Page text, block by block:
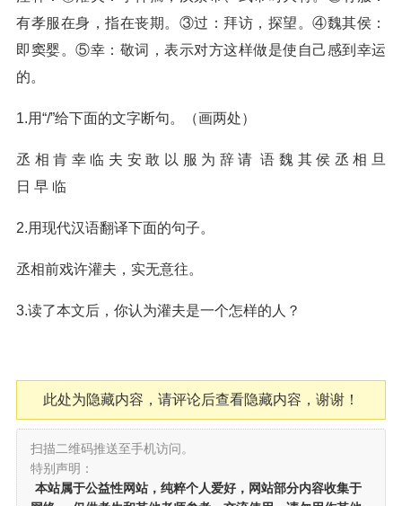
有孝服在身，指在丧期。③过：拜访，探望。④魏其侯：
即窦婴。⑤幸：敬词，表示对方这样做是使自己感到幸运
的。
1.用“/”给下面的文字断句。（画两处）
丞 相 肯 幸 临 夫 安 敢 以 服 为 辞 请 语 魏 其 侯 丞 相 旦
日 早 临
2.用现代汉语翻译下面的句子。
丞相前戏许灌夫，实无意往。
3.读了本文后，你认为灌夫是一个怎样的人？
此处为隐藏内容，请评论后查看隐藏内容，谢谢！
扫描二维码推送至手机访问。
特别声明：
本站属于公益性网站，纯粹个人爱好，网站部分内容收集于